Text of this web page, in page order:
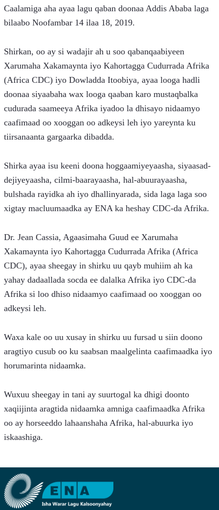
Caalamiga aha ayaa lagu qaban doonaa Addis Ababa laga
bilaabo Noofambar 14 ilaa 18, 2019.
Shirkan, oo ay si wadajir ah u soo qabanqaabiyeen
Xarumaha Xakamaynta iyo Kahortagga Cudurrada Afrika
(Africa CDC) iyo Dowladda Itoobiya, ayaa looga hadli
doonaa siyaabaha wax looga qaaban karo mustaqbalka
cudurada saameeya Afrika iyadoo la dhisayo nidaamyo
caafimaad oo xooggan oo adkeysi leh iyo yareynta ku
tiirsanaanta gargaarka dibadda.
Shirka ayaa isu keeni doona hoggaamiyeyaasha, siyaasad-
dejiyeyaasha, cilmi-baarayaasha, hal-abuurayaasha,
bulshada rayidka ah iyo dhallinyarada, sida laga laga soo
xigtay macluumaadka ay ENA ka heshay CDC-da Afrika.
Dr. Jean Cassia, Agaasimaha Guud ee Xarumaha
Xakamaynta iyo Kahortagga Cudurrada Afrika (Africa
CDC), ayaa sheegay in shirku uu qayb muhiim ah ka
yahay dadaallada socda ee dalalka Afrika iyo CDC-da
Afrika si loo dhiso nidaamyo caafimaad oo xooggan oo
adkeysi leh.
Waxa kale oo uu xusay in shirku uu fursad u siin doono
aragtiyo cusub oo ku saabsan maalgelinta caafimaadka iyo
horumarinta nidaamka.
Wuxuu sheegay in tani ay suurtogal ka dhigi doonto
xaqiijinta aragtida nidaamka amniga caafimaadka Afrika
oo ay horseeddo lahaanshaha Afrika, hal-abuurka iyo
iskaashiga.